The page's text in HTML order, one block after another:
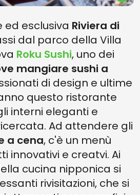
ed esclusiva Riviera di
dal parco della Villa
Roku Sushi, uno dei
mangiare sushi a
di design e ultime
questo ristorante
interni eleganti e
Ad attendere gli
a cena, c'è un menù
innovativi e creatvi. Ai
cucina nipponica si
rivisitazioni, che si